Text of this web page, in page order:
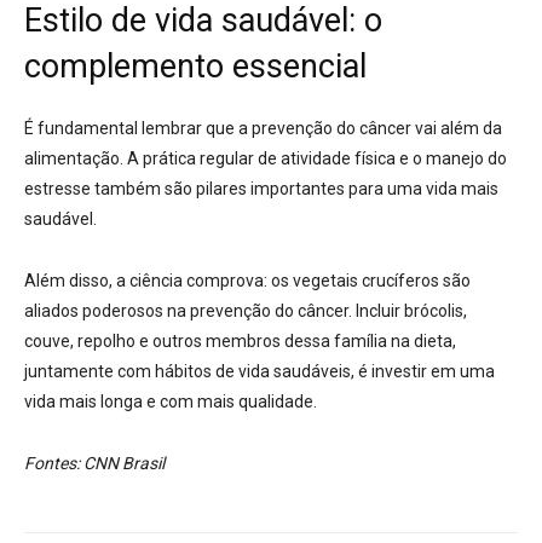
Estilo de vida saudável: o
complemento essencial
É fundamental lembrar que a prevenção do câncer vai além da
alimentação. A prática regular de atividade física e o manejo do
estresse também são pilares importantes para uma vida mais
saudável
Além disso, a ciência comprova: os vegetais crucíferos são
aliados poderosos na prevenção do câncer. Incluir brócolis,
couve, repolho e outros membros dessa família na dieta,
juntamente com hábitos de vida saudáveis, é investir em uma
vida mais longa e com mais qualidade.
Fontes: CNN Brasil